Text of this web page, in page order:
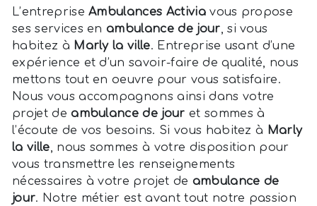
L’entrepriseAmbulances Activiavous propose
ses services enambulance de jour, si vous
habitez à Marly la ville. Entreprise usant d’une
expérience et d’un savoir-faire de qualité, nous
mettons tout en oeuvre pour vous satisfaire.
Nous vous accompagnons ainsi dans votre
projet deambulance de jour et sommes à
l’écoute de vos besoins. Si vous habitez à Marly
la ville, nous sommes à votre disposition pour
vous transmettre les renseignements
nécessaires à votre projet de ambulance de
jour. Notre métier est avant tout notre passion